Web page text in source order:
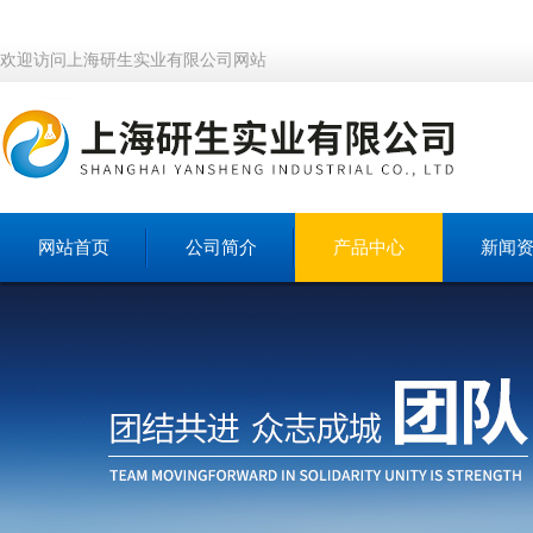
欢迎访问上海研生实业有限公司网站
网站首页 公司简介 产品中心 新闻